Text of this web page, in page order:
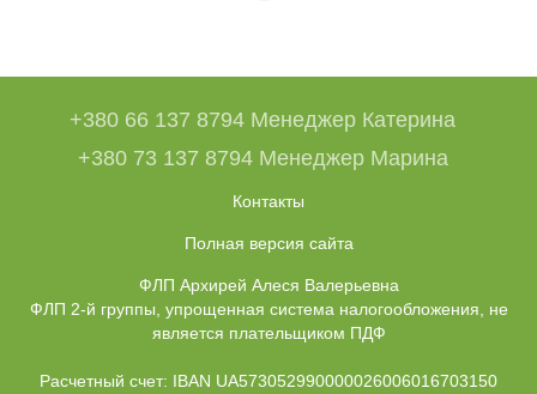
+380 66 137 8794 Менеджер Катерина
+380 73 137 8794 Менеджер Марина
Контакты
Полная версия сайта
ФЛП Архирей Алеся Валерьевна
ФЛП 2-й группы, упрощенная система налогообложения, не
является плательщиком ПДФ
Расчетный счет: IBAN UA573052990000026006016703150